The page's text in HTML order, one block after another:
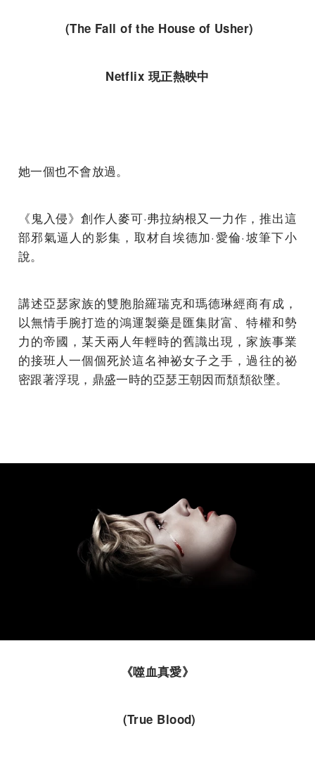
(The Fall of the House of Usher)
Netflix 現正熱映中
她一個也不會放過。
《鬼入侵》創作人麥可·弗拉納根又一力作，推出這
部邪氣逼人的影集，取材自埃德加·愛倫·坡筆下小
說。
講述亞瑟家族的雙胞胎羅瑞克和瑪德琳經商有成，
以無情手腕打造的鴻運製藥是匯集財富、特權和勢
力的帝國，某天兩人年輕時的舊識出現，家族事業
的接班人一個個死於這名神祕女子之手，過往的祕
密跟著浮現，鼎盛一時的亞瑟王朝因而頹頹欲墜。
《噬血真愛》
(True Blood)